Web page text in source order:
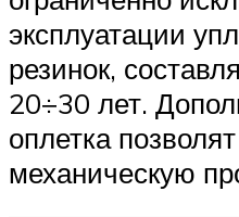
эксплуатации
резинок,
20÷30 лет.
оплетка
механическую